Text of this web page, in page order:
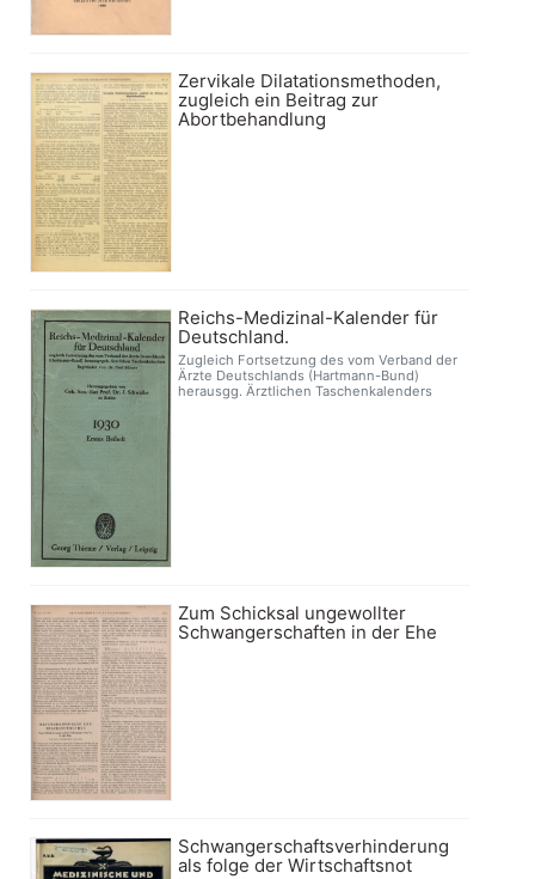
Zervikale Dilatationsmethoden,
zugleich ein Beitrag zur
Abortbehandlung
Reichs-Medizinal-Kalender für
Deutschland.
Zugleich Fortsetzung des vom Verband der
Ärzte Deutschlands (Hartmann-Bund)
herausgg. Ärztlichen Taschenkalenders
Zum Schicksal ungewollter
Schwangerschaften in der Ehe
Schwangerschaftsverhinderung
als folge der Wirtschaftsnot